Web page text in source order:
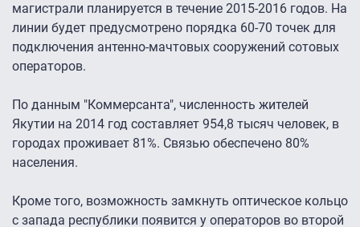
магистрали планируется в течение 2015-2016 годов. На
линии будет предусмотрено порядка 60-70 точек для
подключения антенно-мачтовых сооружений сотовых
операторов.
По данным "Коммерсанта", численность жителей
Якутии на 2014 год составляет 954,8 тысяч человек, в
городах проживает 81%. Связью обеспечено 80%
населения.
Кроме того, возможность замкнуть оптическое кольцо
с запада республики появится у операторов во второй